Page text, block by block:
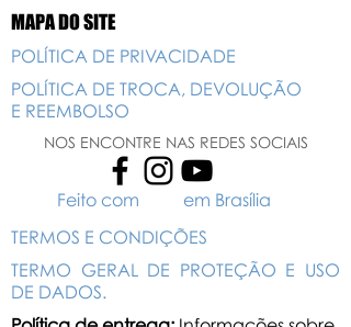
MAPA DO SITE
POLÍTICA DE PRIVACIDADE
POLÍTICA DE TROCA, DEVOLUÇÃO
E REEMBOLSO
NOS ENCONTRE NAS REDES SOCIAIS
Feito com em Brasília
TERMOS E CONDIÇÕES
TERMO GERAL DE PROTEÇÃO E USO
DE DADOS.